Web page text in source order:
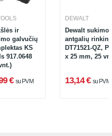
ir
galvučių
KS
917.0648
€ su PVM
DEWALT
Dewalt sukimo
antgalių
DT71521-QZ,
x 25 mm, 25
13,14 € su PVM